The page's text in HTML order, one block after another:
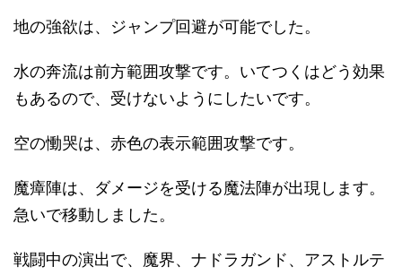
地の強欲は、ジャンプ回避が可能でした。
水の奔流は前方範囲攻撃です。いてつくはどう効果
もあるので、受けないようにしたいです。
空の慟哭は、赤色の表示範囲攻撃です。
魔瘴陣は、ダメージを受ける魔法陣が出現します。
急いで移動しました。
戦闘中の演出で、魔界、ナドラガンド、アストルテ